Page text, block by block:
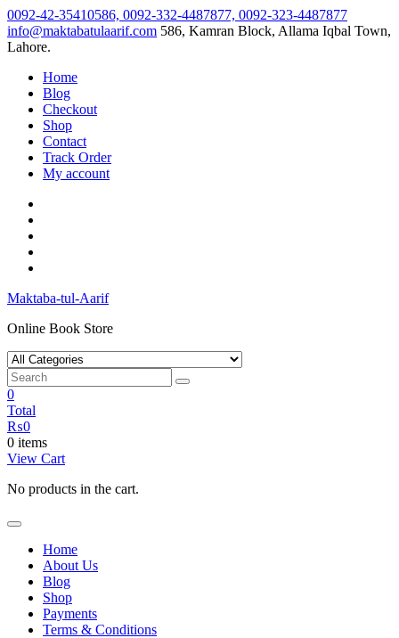
Skip
to
content
0092-42-35410586, 0092-332-4487877, 0092-323-4487877
info@maktabatulaarif.com 586, Kamran Block, Allama Iqbal Town,
Lahore.
Home
Blog
Checkout
Shop
Contact
Track Order
My account
Maktaba-tul-Aarif
Online Book Store
0
Total
₨0
0 items
View Cart
No products in the cart.
Home
About Us
Blog
Shop
Payments
Terms & Conditions